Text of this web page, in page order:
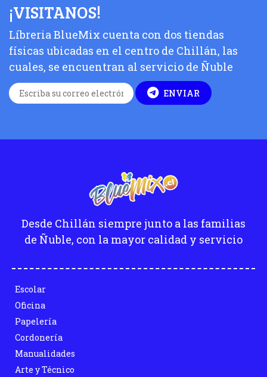
¡VISITANOS!
Líbreria BlueMix cuenta con dos tiendas
físicas ubicadas en el centro de Chillán, las
cuales, se encuentran al servicio de Ñuble
ENVIAR
Desde Chillán siempre junto a las familias
de Ñuble, con la mayor calidad y servicio
Escolar
Oficina
Papelería
Cordonería
Manualidades
Arte y Técnico